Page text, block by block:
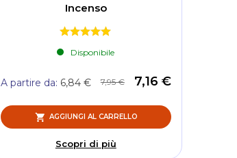
Incenso
Disponibile
7,16 €
7,95 €
A partire da 6,84 €
AGGIUNGI AL CARRELLO
Scopri di più